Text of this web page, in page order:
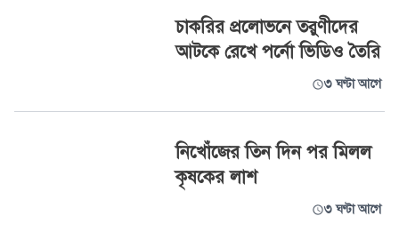
চাকরির প্রলোভনে তরুণীদের
আটকে রেখে পর্নো ভিডিও তৈরি
৩ ঘণ্টা আগে
নিখোঁজের তিন দিন পর মিলল
কৃষকের লাশ
৩ ঘণ্টা আগে